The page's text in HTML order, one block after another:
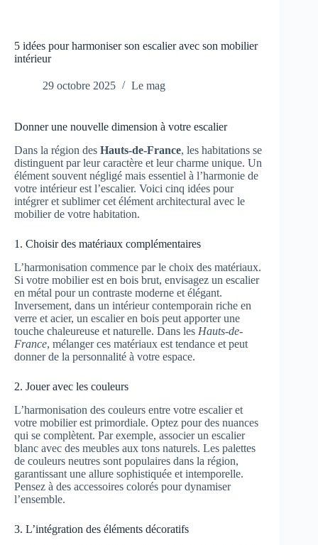
5 idées pour harmoniser son escalier avec son mobilier
intérieur
29 octobre 2025 Le mag
Donner une nouvelle dimension à votre escalier
Dans la région des Hauts-de-France, les habitations se
distinguent par leur caractère et leur charme unique. Un
élément souvent négligé mais essentiel à l’harmonie de
votre intérieur est l’escalier. Voici cinq idées pour
intégrer et sublimer cet élément architectural avec le
mobilier de votre habitation.
1. Choisir des matériaux complémentaires
L’harmonisation commence par le choix des matériaux.
Si votre mobilier est en bois brut, envisagez un escalier
en métal pour un contraste moderne et élégant.
Inversement, dans un intérieur contemporain riche en
verre et acier, un escalier en bois peut apporter une
touche chaleureuse et naturelle. Dans les Hauts-de-
France, mélanger ces matériaux est tendance et peut
donner de la personnalité à votre espace.
2. Jouer avec les couleurs
L’harmonisation des couleurs entre votre escalier et
votre mobilier est primordiale. Optez pour des nuances
qui se complètent. Par exemple, associer un escalier
blanc avec des meubles aux tons naturels. Les palettes
de couleurs neutres sont populaires dans la région,
garantissant une allure sophistiquée et intemporelle.
Pensez à des accessoires colorés pour dynamiser
l’ensemble.
3. L’intégration des éléments décoratifs